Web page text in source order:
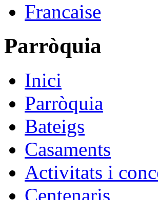
Francaise
Parròquia
Inici
Parròquia
Bateigs
Casaments
Activitats i
Centenaris